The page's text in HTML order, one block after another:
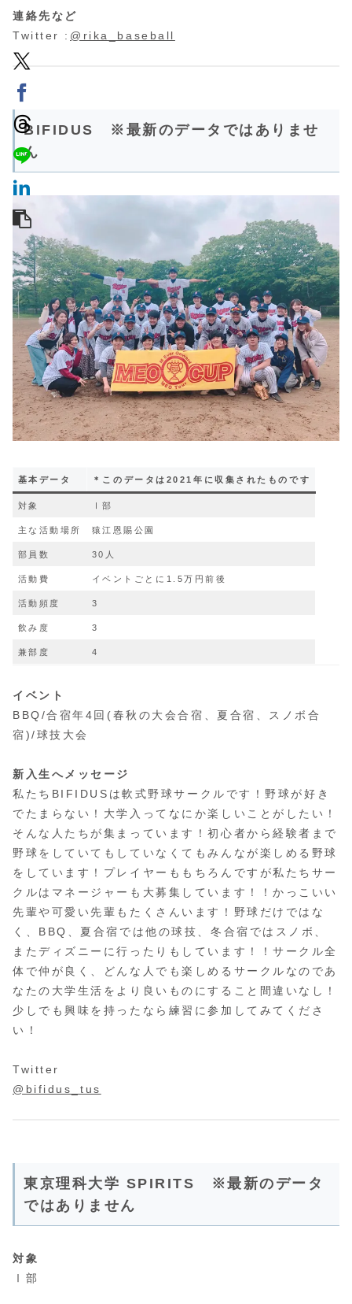
連絡先など
Twitter : @rika_baseball
BIFIDUS ※最新のデータではありませ
ん
基本データ ＊このデータは2021年に収集されたものです
対象 Ⅰ部
主な活動場所 猿江恩賜公園
部員数 30人
活動費 イベントごとに1.5万円前後
活動頻度 3
飲み度 3
兼部度 4
イベント
BBQ/合宿年4回(春秋の大会合宿、夏合宿、スノボ合
宿)/球技大会
新入生へメッセージ
私たちBIFIDUSは軟式野球サークルです！野球が好き
でたまらない！大学入ってなにか楽しいことがしたい！
そんな人たちが集まっています！初心者から経験者まで
野球をしていてもしていなくてもみんなが楽しめる野球
をしています！プレイヤーももちろんですが私たちサー
クルはマネージャーも大募集しています！！かっこいい
先輩や可愛い先輩もたくさんいます！野球だけではな
く、BBQ、夏合宿では他の球技、冬合宿ではスノボ、
またディズニーに行ったりもしています！！サークル全
体で仲が良く、どんな人でも楽しめるサークルなのであ
なたの大学生活をより良いものにすること間違いなし！
少しでも興味を持ったなら練習に参加してみてくださ
い！
Twitter
@bifidus_tus
東京理科大学 SPIRITS ※最新のデータ
ではありません
対象
Ⅰ部